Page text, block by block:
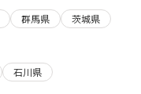
群馬県
茨城県
石川県